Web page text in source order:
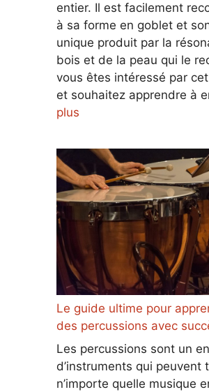
entier. Il est facilement
à sa forme en goblet et
unique produit par la
bois et de la peau qui le
vous êtes intéressé par
et souhaitez apprendre à
plus
Le guide ultime pour
des percussions avec
Les percussions sont un
d’instruments qui peuvent
n’importe quelle musique